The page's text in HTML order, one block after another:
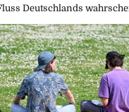
Deutschlands